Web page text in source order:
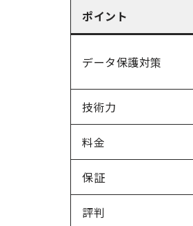
ポイント
データ保護対策
技術力
料金
保証
評判